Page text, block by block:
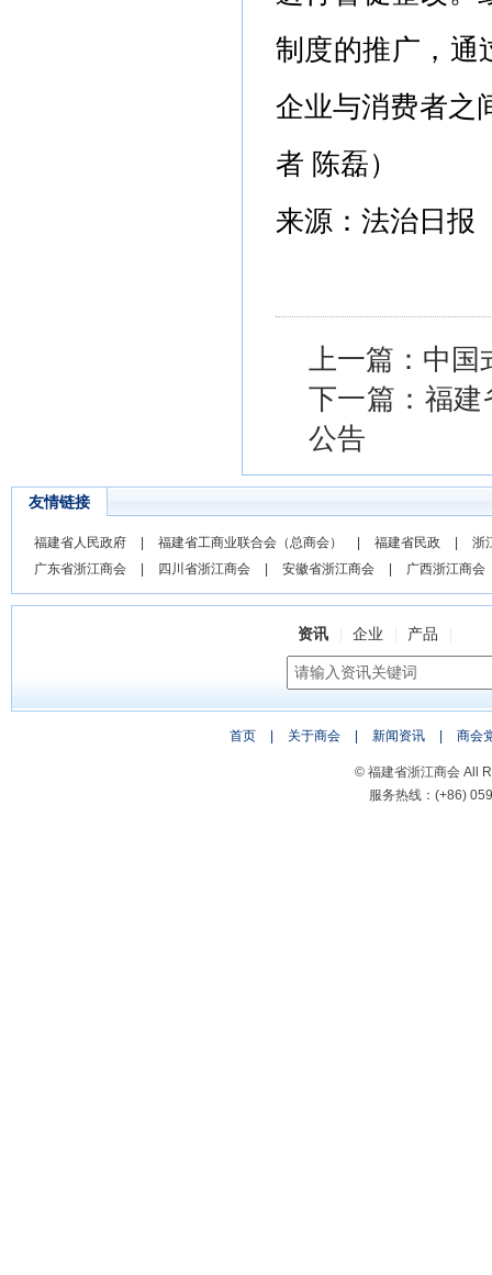
制度的推广，通
企业与消费者之
者 陈磊）
来源：法治日报
上一篇：中国
下一篇：福
公告
友情链接
福建省人民政府 福建省工商业联合会（总商会） 福建省民政
浙
广东省浙江商会
四川省浙江商会 安徽省浙江商会 广西浙江商会
资讯 企业 产品
首页 关于商会 新闻资讯 商会
© 福建省浙江商会 All
服务热线：(+86)